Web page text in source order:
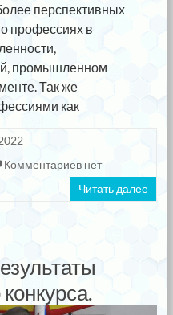
перспективных
профессиях в
промышленном
Так же
как
Комментариев нет
Читать далее